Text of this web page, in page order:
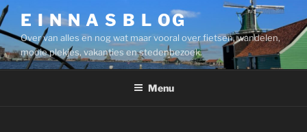
Ga
naar
de
inhoud
E I N N A S B L OG
Over van alles en nog wat maar vooral over fietsen, wandelen,
mooie plekjes, vakanties en stedenbezoek.
Menu